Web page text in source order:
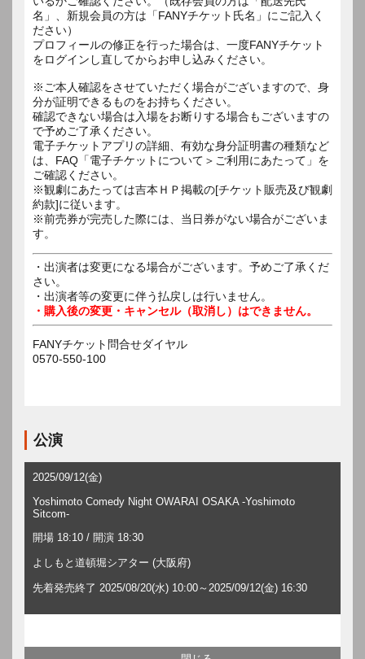
名」、新規会員の方は「FANYチケット氏名」にご記入く
ださい）
プロフィールの修正を行った場合は、一度FANYチケット
をログインし直してからお申し込みください。
※ご本人確認をさせていただく場合がございますので、身
分が証明できるものをお持ちください。
確認できない場合は入場をお断りする場合もございますの
で予めご了承ください。
電子チケットアプリの詳細、有効な身分証明書の種類など
は、FAQ「電子チケットについて＞ご利用にあたって」を
ご確認ください。
※観劇にあたっては吉本ＨＰ掲載の[チケット販売及び観劇
約款]に従います。
※前売券が完売した際には、当日券がない場合がございま
す。
・出演者は変更になる場合がございます。予めご了承くだ
さい。
・出演者等の変更に伴う払戻しは行いません。
・購入後の変更・キャンセル（取消し）はできません。
FANYチケット問合せダイヤル
0570-550-100
公演
2025/09/12(金)
Yoshimoto Comedy Night OWARAI OSAKA -Yoshimoto
Sitcom-
開場 18:10 / 開演 18:30
よしもと道頓堀シアター (大阪府)
先着発売終了 2025/08/20(水) 10:00～2025/09/12(金) 16:30